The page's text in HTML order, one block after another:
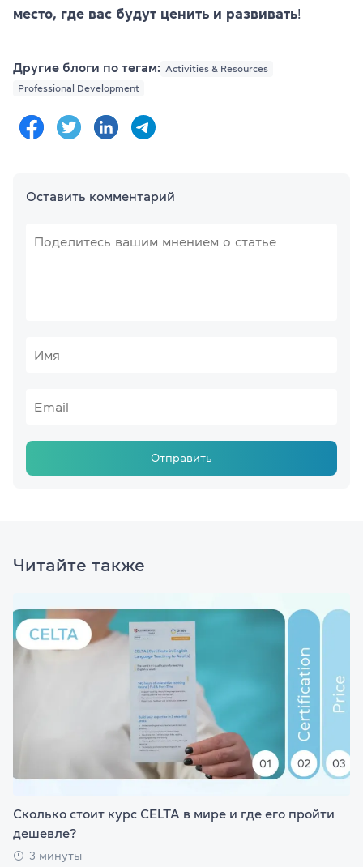
место, где вас будут ценить и развивать!
Другие блоги по тегам: Activities & Resources
Professional Development
Оставить комментарий
Отправить
Читайте также
Сколько стоит курс CELTA в мире и где его пройти
дешевле?
3 минуты